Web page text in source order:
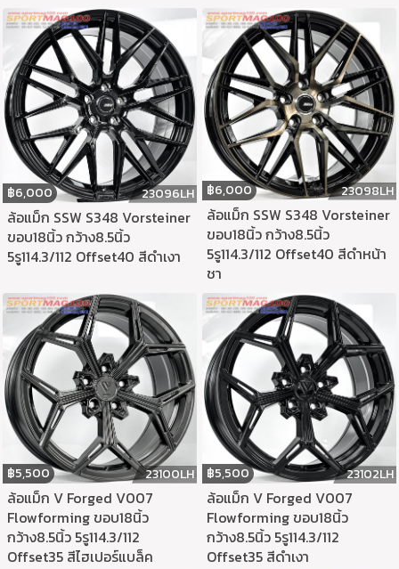
฿6,000 23096LH
ล้อแม็ก SSW S348 Vorsteiner
ขอบ18นิ้ว กว้าง8.5นิ้ว
5รู114.3/112 Offset40 สีดำเงา
฿6,000 23098LH
ล้อแม็ก SSW S348 Vorsteiner
ขอบ18นิ้ว กว้าง8.5นิ้ว
5รู114.3/112 Offset40 สีดำหน้า
ชา
฿5,500 23100LH
ล้อแม็ก V Forged V007
Flowforming ขอบ18นิ้ว
กว้าง8.5นิ้ว 5รู114.3/112
Offset35 สีไฮเปอร์แบล็ค
฿5,500 23102LH
ล้อแม็ก V Forged V007
Flowforming ขอบ18นิ้ว
กว้าง8.5นิ้ว 5รู114.3/112
Offset35 สีดำเงา